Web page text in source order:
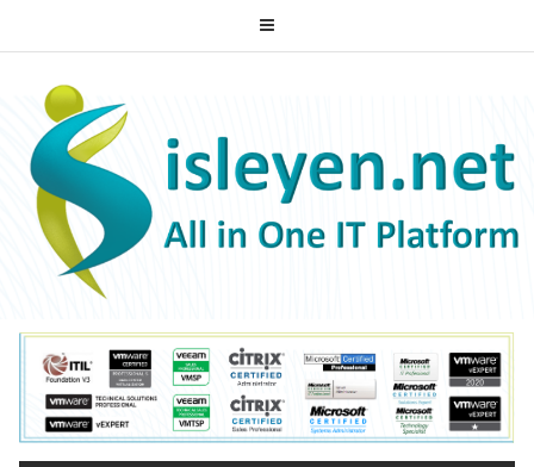
to
ISLEYEN.NET
All-in-One IT Platform